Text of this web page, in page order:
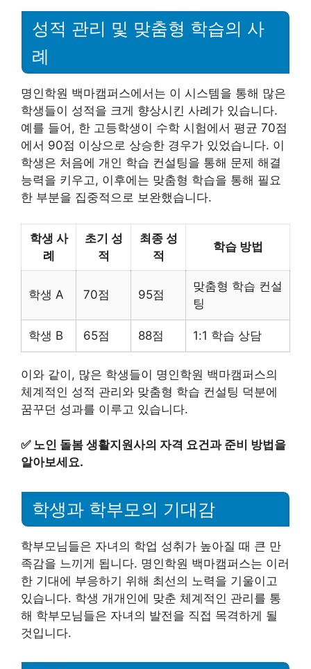
성적 관리 및 맞춤형 학습의 사
례
명인학원 백마캠퍼스에서는 이 시스템을 통해 많은
학생들이 성적을 크게 향상시킨 사례가 있습니다.
예를 들어, 한 고등학생이 수학 시험에서 평균 70점
에서 90점 이상으로 상승한 경우가 있었습니다. 이
학생은 처음에 개인 학습 컨설팅을 통해 문제 해결
능력을 키우고, 이후에는 맞춤형 학습을 통해 필요
한 부분을 집중적으로 보완했습니다.
학생 사
례
초기 성
적
최종 성
적
학습 방법
학생 A 70점 95점
맞춤형 학습 컨설
팅
학생 B 65점 88점 1:1 학습 상담
이와 같이, 많은 학생들이 명인학원 백마캠퍼스의
체계적인 성적 관리와 맞춤형 학습 컨설팅 덕분에
꿈꾸던 성과를 이루고 있습니다.
✅ 노인 돌봄 생활지원사의 자격 요건과 준비 방법을
알아보세요.
학생과 학부모의 기대감
학부모님들은 자녀의 학업 성취가 높아질 때 큰 만
족감을 느끼게 됩니다. 명인학원 백마캠퍼스는 이러
한 기대에 부응하기 위해 최선의 노력을 기울이고
있습니다. 학생 개개인에 맞춘 체계적인 관리를 통
해 학부모님들은 자녀의 발전을 직접 목격하게 될
것입니다.